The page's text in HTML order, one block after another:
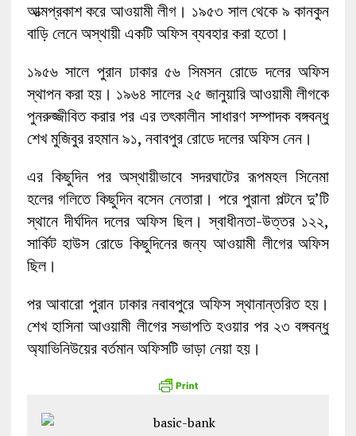
আত্মপ্রকাশ করে আওয়ামী লীগ। ১৯৫৩ সাল থেকে ৯ কানকুন
বাড়ি লেনে অস্থায়ী একটি অফিস ব্যবহার করা হতো।
১৯৫৬ সালে পুরান ঢাকার ৫৬ সিমসন রোডে দলের অফিস
স্থাপন করা হয়। ১৯৬৪ সালের ২৫ জানুয়ারি আওয়ামী লীগকে
পুনরুজ্জীবিত করার পর এর তৎকালীন সাধারণ সম্পাদক বঙ্গবন্ধু
শেখ মুজিবুর রহমান ৯১, নবাবপুর রোডে দলের অফিস নেন।
এর কিছুদিন পর অস্থায়ীভাবে সদরঘাটের রূপমহল সিনেমা
হলের গলিতে কিছুদিন বসেন নেতারা। পরে পুরানা পল্টনে দু’টি
স্থানে দীর্ঘদিন দলের অফিস ছিল। স্বাধীনতা-উত্তর ১২২,
সার্কিট হাউস রোডে কিছুদিনের জন্য আওয়ামী লীগের অফিস
ছিল।
পর আবারো পুরান ঢাকার নবাবপুরে অফিস স্থানান্তরিত হয়।
শেখ হাসিনা আওয়ামী লীগের সভাপতি হওয়ার পর ২৩ বঙ্গবন্ধু
অ্যাভিনিউয়ের বর্তমান অফিসটি ভাড়া নেয়া হয়।